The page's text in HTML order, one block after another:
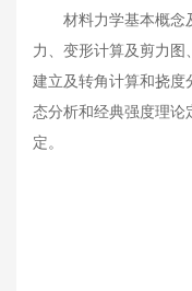
材料力学基本概念
力、变形计算及剪力图
建立及转角计算和挠度
态分析和经典强度理论
定。